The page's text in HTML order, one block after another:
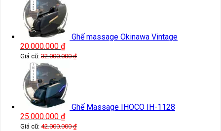
Ghế massage Okinawa Vintage
20.000.000 ₫
Giá cũ: 32.000.000₫
Ghế Massage IHOCO IH-1128
25.000.000 ₫
Giá cũ: 42.000.000₫